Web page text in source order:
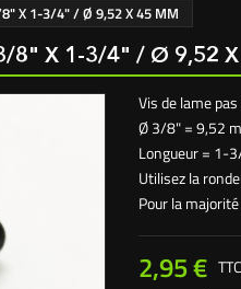
8" X 1-3/4" / Ø 9,52 X 45 MM
3/8" X 1-3/4" / Ø 9,52
Vis de lame
Ø 3/8" = 9,52
Longueur = 1-
Utilisez la
Pour la
2,95 € TTC